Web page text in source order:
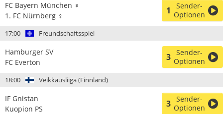
FC Bayern München ♀
1. FC Nürnberg ♀
1
Sender-
Optionen
17:00 Freundschaftsspiel
Hamburger SV
FC Everton
3 Sender-
Optionen
18:00 Veikkausliiga (Finnland)
IF Gnistan
Kuopion PS
3 Sender-
Optionen